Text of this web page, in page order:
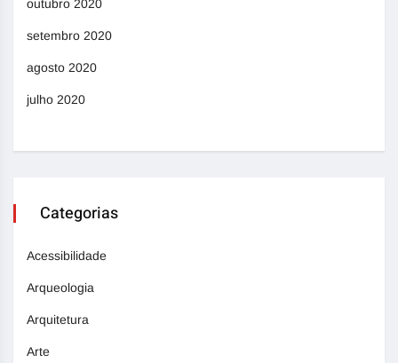
outubro 2020
setembro 2020
agosto 2020
julho 2020
Categorias
Acessibilidade
Arqueologia
Arquitetura
Arte